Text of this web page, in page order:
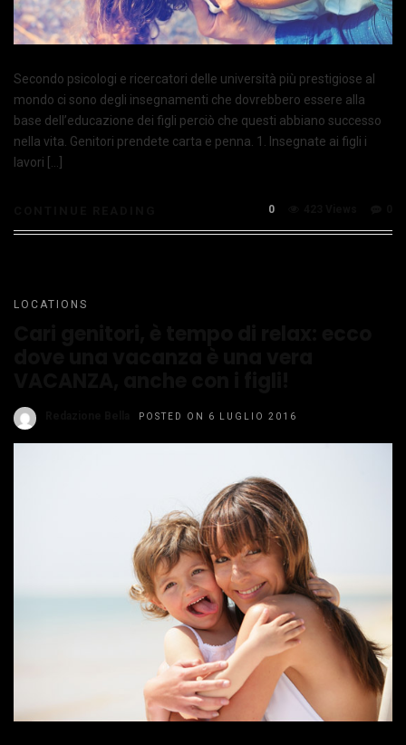
Secondo psicologi e ricercatori delle università più prestigiose al
mondo ci sono degli insegnamenti che dovrebbero essere alla
base dell’educazione dei figli perciò che questi abbiano successo
nella vita. Genitori prendete carta e penna. 1. Insegnate ai figli i
lavori […]
0
LOCATIONS
POSTED ON 6 LUGLIO 2016